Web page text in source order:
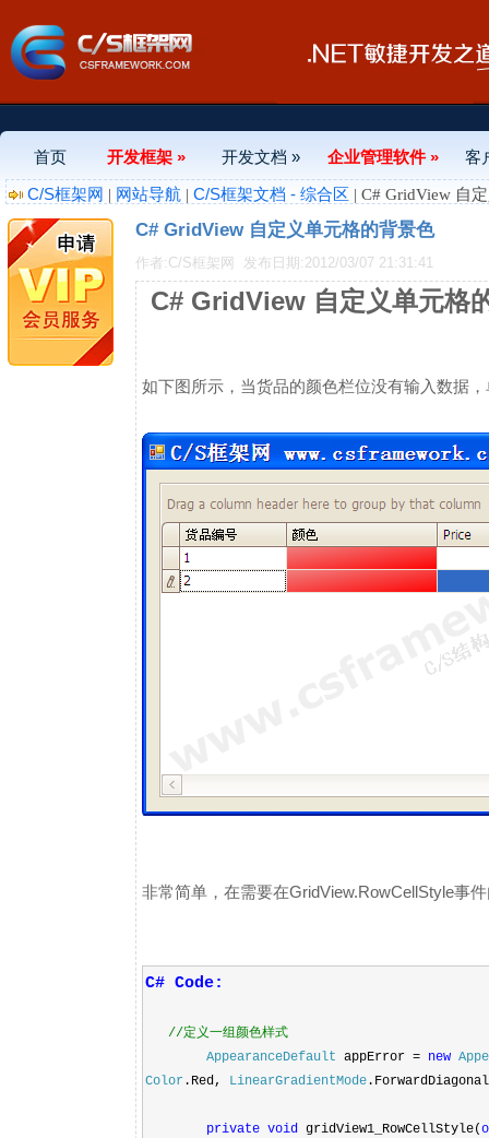
首页 开发框架 » 开发文档 » 企业管理软件 »
客
C/S框架网 | 网站导航 | C/S框架文档 - 综合区 | C# GridView 自
C# GridView 自定义单元格的背景色
作者:C/S框架网 发布日期:2012/03/07 21:31:41
C# GridView 自定义单元格
如下图所示，当货品的颜色栏位没有输入数据
非常简单，在需要在GridView.RowCellStyle事
C# Code:
//定义一组颜色样式
AppearanceDefault appError = new
Color .Red, LinearGradientMode
private void gridView1_RowCellStyle(